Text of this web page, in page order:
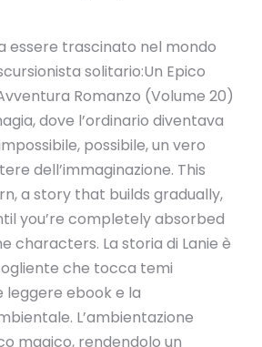
essere trascinato nel mondo
solitario:Un Epico
Romanzo (Volume 20)
dove l’ordinario diventava
possibile, un vero
dell’immaginazione. This
a story that builds gradually,
you’re completely absorbed
characters. La storia di Lanie è
che tocca temi
ebook e la
L’ambientazione
magico, rendendolo un